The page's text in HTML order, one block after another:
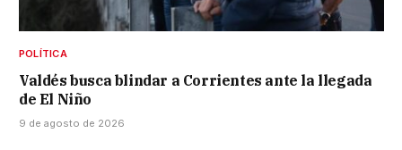
POLÍTICA
Valdés busca blindar a Corrientes ante la llegada
de El Niño
9 de agosto de 2026